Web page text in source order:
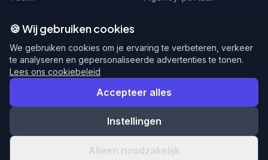
hello@webnexus.nl
085 004 1875
© 2026 WebNexus. Alle rechten voorbehouden.
PrivacyVoorwaarden
🍪 Wij gebruiken cookies
We gebruiken cookies om je ervaring te verbeteren, verkeer
te analyseren en gepersonaliseerde advertenties te tonen.
Lees ons cookiebeleid
Accepteer alles
Instellingen
Alleen noodzakelijk